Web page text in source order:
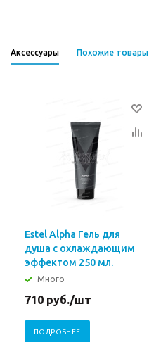
Аксессуары Похожие товары
Estel Alpha Гель для
душа с охлаждающим
эффектом 250 мл.
Много
710 руб./шт
ПОДРОБНЕЕ